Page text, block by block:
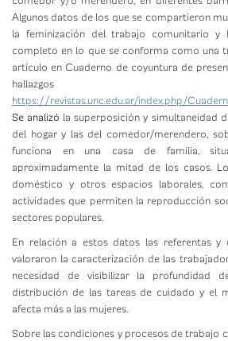
Algunos datos de los que se compartieron
la feminización del trabajo comunitario y
completo en lo que se conforma como una
artículo en Cuaderno de coyuntura de
hallazgos
https://revistas.unc.edu.ar/index.php/
Se analizó la superposición y simultaneidad
del hogar y las del comedor/merendero,
funciona en una casa de familia,
aproximadamente la mitad de los casos.
doméstico y otros espacios laborales,
actividades que permiten la reproducción
sectores populares.
En relación a estos datos las referentas y
valoraron la caracterización de las
necesidad de visibilizar la profundidad
distribución de las tareas de cuidado y el
afecta más a las mujeres.
Sobre las condiciones y procesos de trabajo